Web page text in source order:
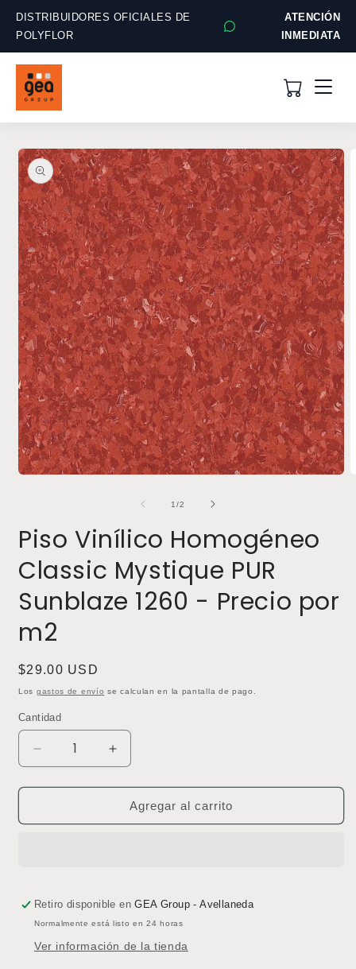
directamente
al contenido
DISTRIBUIDORES OFICIALES DE
POLYFLOR
ATENCIÓN
INMEDIATA
directamente
a la
información
del producto
una
ventana
modal
1/de
2
Piso Vinílico Homogéneo
Classic Mystique PUR
Sunblaze 1260 - Precio por
m2
Precio
habitual
$29.00 USD
Los gastos de envío se calculan en la pantalla de pago.
Cantidad
Reducir
cantidad
para
Vinílico
Sunblaze
1260
-
Precio
Aumentar
cantidad
para
Piso
Vinílico
Sunblaze
1260
Precio
Agregar al carrito
Retiro disponible enGEA Group - Avellaneda
Normalmente está listo en 24 horas
Ver información de la tienda